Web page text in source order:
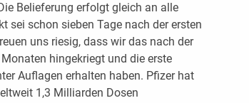
Belieferung erfolgt gleich an alle
sei schon sieben Tage nach der ersten
uns riesig, dass wir das nach der
hingekriegt und die erste
Auflagen erhalten haben. Pfizer hat
1,3 Milliarden Dosen